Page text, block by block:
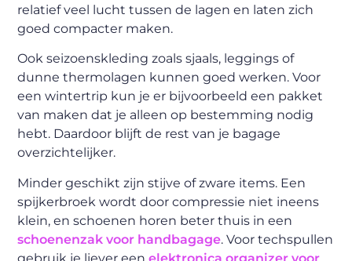
relatief veel lucht tussen de lagen en laten zich
goed compacter maken.
Ook seizoenskleding zoals sjaals, leggings of
dunne thermolagen kunnen goed werken. Voor
een wintertrip kun je er bijvoorbeeld een pakket
van maken dat je alleen op bestemming nodig
hebt. Daardoor blijft de rest van je bagage
overzichtelijker.
Minder geschikt zijn stijve of zware items. Een
spijkerbroek wordt door compressie niet ineens
klein, en schoenen horen beter thuis in een
schoenenzak voor handbagage. Voor techspullen